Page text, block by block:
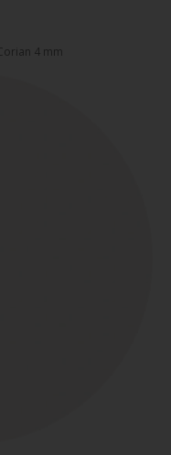
4 mm